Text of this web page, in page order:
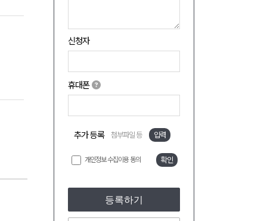
신청자
휴대폰
추가 등록 첨부파일 등 입력
개인정보 수집이용 동의 확인
등록하기